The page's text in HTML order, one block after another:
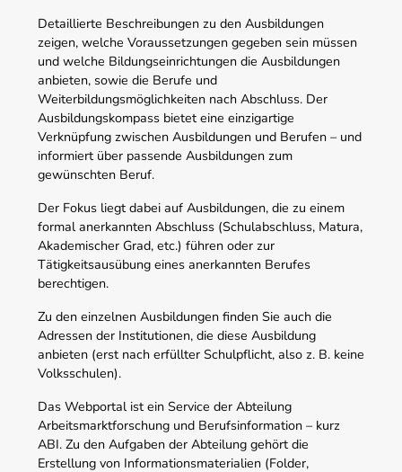
Detaillierte Beschreibungen zu den Ausbildungen
zeigen, welche Voraussetzungen gegeben sein müssen
und welche Bildungseinrichtungen die Ausbildungen
anbieten, sowie die Berufe und
Weiterbildungsmöglichkeiten nach Abschluss. Der
Ausbildungskompass bietet eine einzigartige
Verknüpfung zwischen Ausbildungen und Berufen – und
informiert über passende Ausbildungen zum
gewünschten Beruf.
Der Fokus liegt dabei auf Ausbildungen, die zu einem
formal anerkannten Abschluss (Schulabschluss, Matura,
Akademischer Grad, etc.) führen oder zur
Tätigkeitsausübung eines anerkannten Berufes
berechtigen.
Zu den einzelnen Ausbildungen finden Sie auch die
Adressen der Institutionen, die diese Ausbildung
anbieten (erst nach erfüllter Schulpflicht, also z. B. keine
Volksschulen).
Das Webportal ist ein Service der Abteilung
Arbeitsmarktforschung und Berufsinformation – kurz
ABI. Zu den Aufgaben der Abteilung gehört die
Erstellung von Informationsmaterialien (Folder,